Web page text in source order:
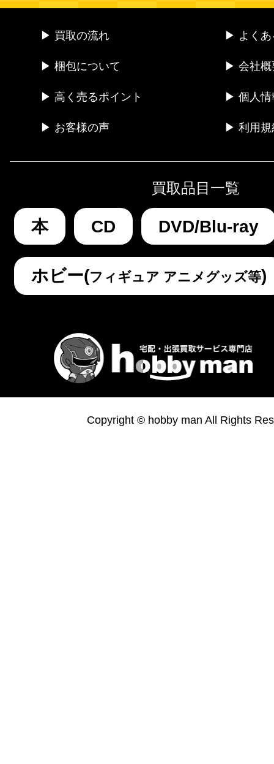
▶ 買取の流れ
▶ 梱包について
▶ 高く売るポイント
▶ お客様の声
▶ よくあ
▶ 会社概
▶ 個人情
▶ 利用規
買取品目一覧
本 CD DVD/Blu-ray
ホビー(フィギュア アニメグッズ等)
Copyright © hobby man All Rights